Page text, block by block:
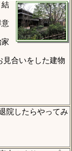
結
意
見合いをした建物
院したらやってみ